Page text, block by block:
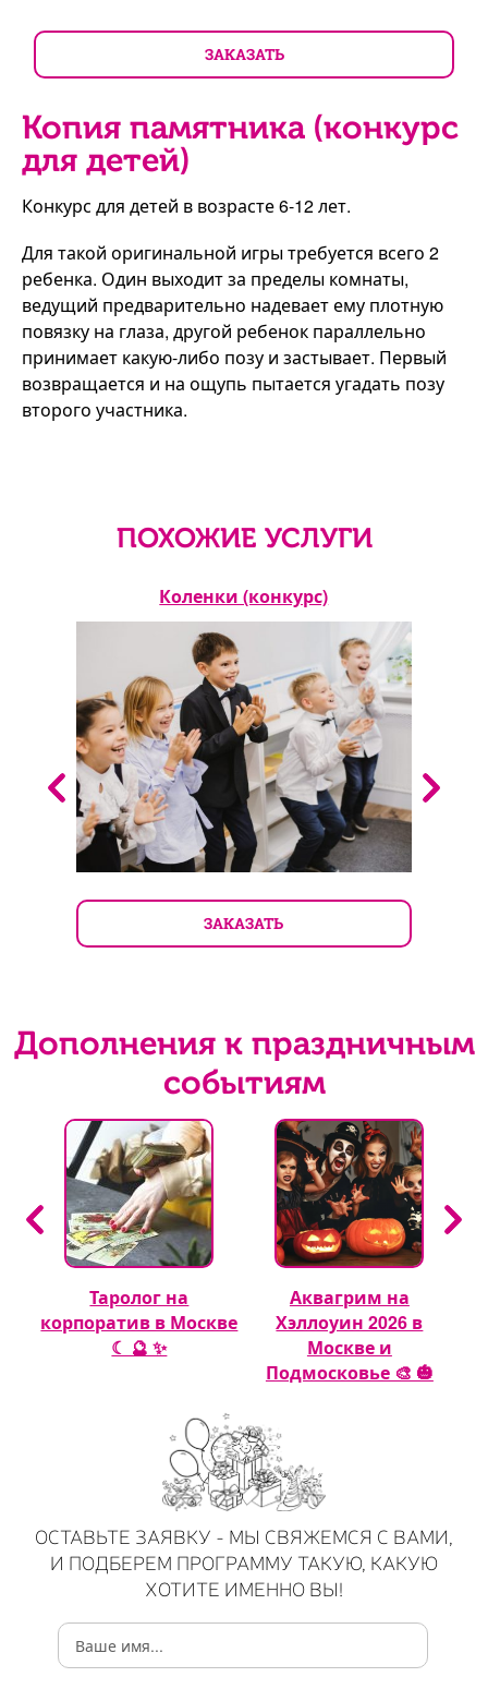
ЗАКАЗАТЬ
Копия памятника (конкурс
для детей)
Конкурс для детей в возрасте 6-12 лет.
Для такой оригинальной игры требуется всего 2
ребенка. Один выходит за пределы комнаты,
ведущий предварительно надевает ему плотную
повязку на глаза, другой ребенок параллельно
принимает какую-либо позу и застывает. Первый
возвращается и на ощупь пытается угадать позу
второго участника.
ПОХОЖИЕ УСЛУГИ
Коленки (конкурс)
ЗАКАЗАТЬ
Дополнения к праздничным
событиям
Таролог на
корпоратив в Москве
☾ 🔮 ✨
Аквагрим на
Хэллоуин 2026 в
Москве и
Подмосковье 🎨 🎃
ОСТАВЬТЕ ЗАЯВКУ - МЫ СВЯЖЕМСЯ С ВАМИ,
И ПОДБЕРЕМ ПРОГРАММУ ТАКУЮ, КАКУЮ
ХОТИТЕ ИМЕННО ВЫ!